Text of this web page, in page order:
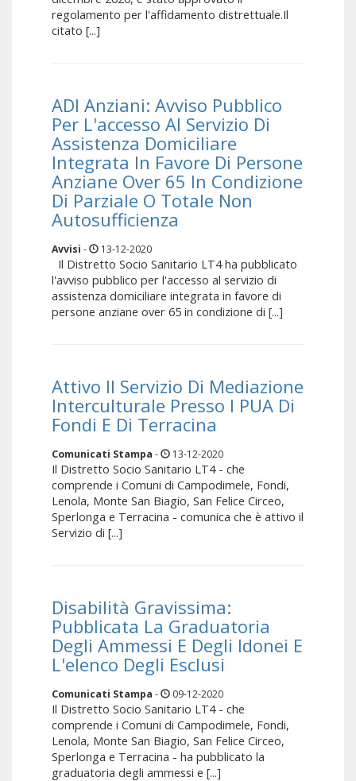
regolamento per l'affidamento distrettuale.Il
citato [...]
ADI Anziani: Avviso Pubblico
Per L'accesso Al Servizio Di
Assistenza Domiciliare
Integrata In Favore Di Persone
Anziane Over 65 In Condizione
Di Parziale O Totale Non
Autosufficienza
Avvisi - 13-12-2020
Il Distretto Socio Sanitario LT4 ha pubblicato
l'avviso pubblico per l'accesso al servizio di
assistenza domiciliare integrata in favore di
persone anziane over 65 in condizione di [...]
Attivo Il Servizio Di Mediazione
Interculturale Presso I PUA Di
Fondi E Di Terracina
Comunicati Stampa - 13-12-2020
Il Distretto Socio Sanitario LT4 - che
comprende i Comuni di Campodimele, Fondi,
Lenola, Monte San Biagio, San Felice Circeo,
Sperlonga e Terracina - comunica che è attivo il
Servizio di [...]
Disabilità Gravissima:
Pubblicata La Graduatoria
Degli Ammessi E Degli Idonei E
L'elenco Degli Esclusi
Comunicati Stampa - 09-12-2020
Il Distretto Socio Sanitario LT4 - che
comprende i Comuni di Campodimele, Fondi,
Lenola, Monte San Biagio, San Felice Circeo,
Sperlonga e Terracina - ha pubblicato la
graduatoria degli ammessi e [...]